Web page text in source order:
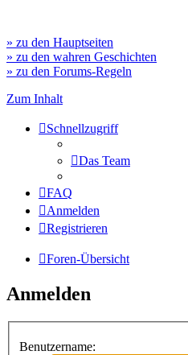
» zu den Hauptseiten
» zu den wahren Geschichten
» zu den Forums-Regeln
Zum Inhalt
Schnellzugriff
Das Team
FAQ
Anmelden
Registrieren
Foren-Übersicht
Anmelden
Benutzername: